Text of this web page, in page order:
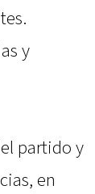
y
partido y
en